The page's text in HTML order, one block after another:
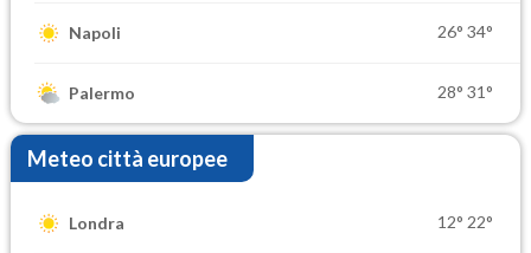
Napoli 26° 34°
Palermo 28° 31°
Meteo città europee
Londra 12° 22°